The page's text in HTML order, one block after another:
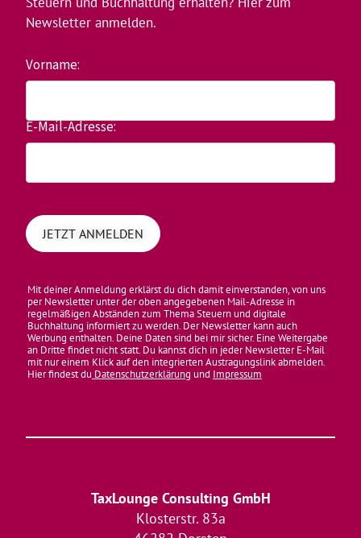
Newsletter anmelden.
Vorname:
E-Mail-Adresse:
Mit deiner Anmeldung erklärst du dich damit einverstanden, von uns
per Newsletter unter der oben angegebenen Mail-Adresse in
regelmäßigen Abständen zum Thema Steuern und digitale
Buchhaltung informiert zu werden. Der Newsletter kann auch
Werbung enthalten. Deine Daten sind bei mir sicher. Eine Weitergabe
an Dritte findet nicht statt. Du kannst dich in jeder Newsletter E-Mail
mit nur einem Klick auf den integrierten Austragungslink abmelden.
Hier findest du Datenschutzerklärung und Impressum
TaxLounge Consulting GmbH
Klosterstr. 83a